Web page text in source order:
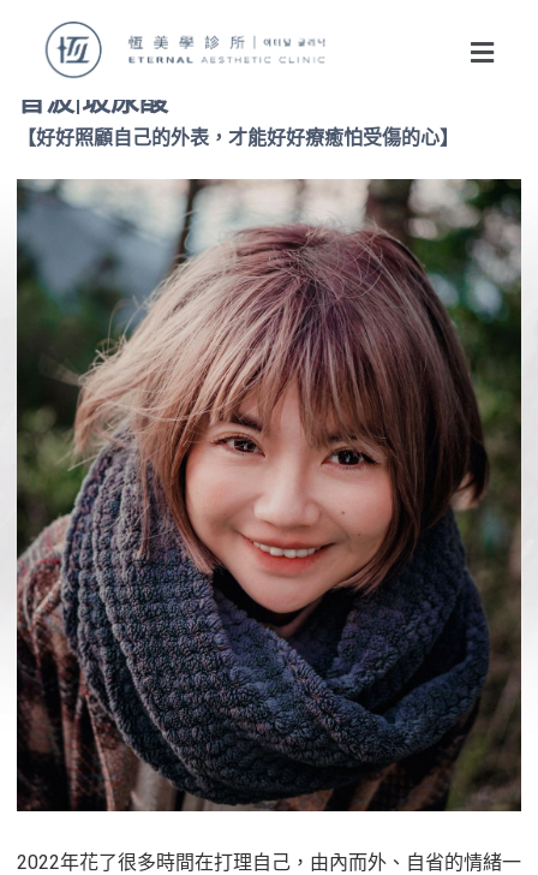
音波|玻尿酸
【好好照顧自己的外表，才能好好療癒怕受傷的心】
2022年花了很多時間在打理自己，由內而外、自省的情緒一